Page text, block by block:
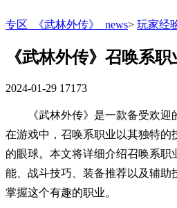
专区_《武林外传》_news> 玩家经
《武林外传》召唤系
2024-01-29 17173
《武林外传》是一款备受欢迎
在游戏中，召唤系职业以其独特的
的眼球。本文将详细介绍召唤系职
能、战斗技巧、装备推荐以及辅助
掌握这个有趣的职业。